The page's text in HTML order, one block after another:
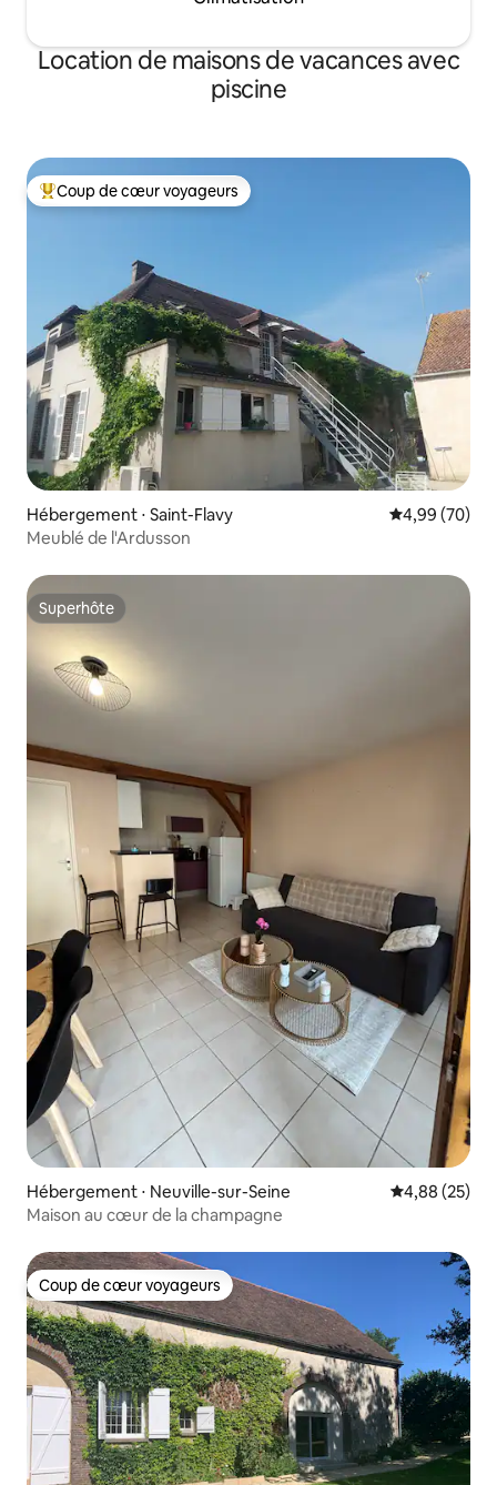
Location de maisons de vacances avec
piscine
Coups de cœur voyageurs les plus appréciés
Coup de cœur voyageurs
Hébergement ⋅ Saint-Flavy Évaluation
4,99 (70)
Meublé de l'Ardusson
Superhôte
Superhôte
Hébergement ⋅ Neuville-sur-Seine Évaluation
4,88 (25)
Maison au cœur de la champagne
Coup de cœur voyageurs
Coup de cœur voyageurs